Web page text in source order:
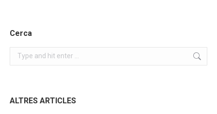
Cerca
Search:
ALTRES ARTICLES